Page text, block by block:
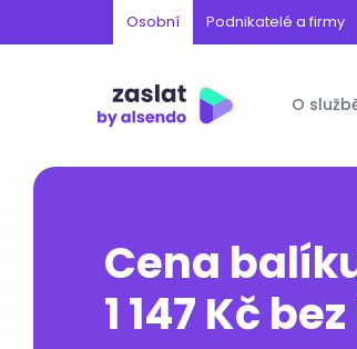
Osobní Podnikatelé a firmy
O
Cena
1 147 Kč bez